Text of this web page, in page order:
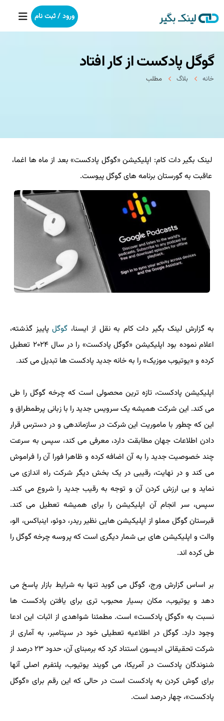
خانه
بکلینک
خدمات ما
درباره ما
آموزش
ورود / ثبت نام
گوگل پادکست از کار افتاد
خانه بلاگ مطلب
لینک بگیر دات کام: اپلیکیشن «گوگل پادکست» بعد از ماه ها اغما،
عاقبت به گورستان برنامه های گوگل پیوست.
به گزارش لینک بگیر دات کام به نقل از ایسنا، گوگل پاییز گذشته،
اعلام نموده بود اپلیکیشن «گوگل پادکست» را در سال ۲۰۲۴ تعطیل
کرده و «یوتیوب موزیک» را به خانه جدید پادکست ها تبدیل می کند.
اپلیکیشن پادکست، تازه ترین محصولی است که چرخه گوگل را طی
می کند. این شرکت همیشه یک سرویس جدید را با زبانی پرطمطراق و
این که چطور با ماموریت این شرکت در سازماندهی و در دسترس قرار
دادن اطلاعات جهان مطابقت دارد، معرفی می کند، سپس به سرعت
چند خصوصیت جدید را به آن اضافه کرده و ظاهرا فورا آن را فراموش
می کند و در نهایت، رقیبی در یک بخش دیگر شرکت راه اندازی می
نماید و بی ارزش کردن آن و توجه به رقیب جدید را شروع می کند.
سپس، سر انجام آن اپلیکیشن را برای همیشه تعطیل می کند.
قبرستان گوگل مملو از اپلیکیشن هایی نظیر ریدر، دوئو، اینباکس، الو،
والت و اپلیکیشن های بی شمار دیگری است که پروسه چرخه گوگل را
طی کرده اند.
بر اساس گزارش ورج، گوگل می گوید تنها به شرایط بازار پاسخ می
دهد و یوتیوب، مکان بسیار محبوب تری برای یافتن پادکست ها
نسبت به «گوگل پادکست» است. مطمئنا شواهدی از اثبات این ادعا
وجود دارد. گوگل در اطلاعیه تعطیلی خود در سپتامبر، به آماری از
شرکت تحقیقاتی ادیسون استناد کرد که برمبنای آن، حدود ۲۳ درصد از
شنوندگان پادکست در آمریکا، می گویند یوتیوب، پلتفرم اصلی آنها
برای گوش کردن به پادکست است در حالی که این رقم برای «گوگل
پادکست»، چهار درصد است.